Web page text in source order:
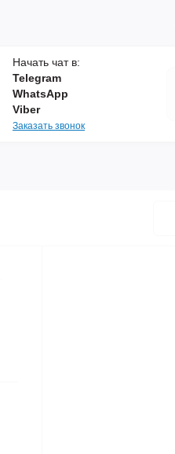
Начать чат в:
Telegram
WhatsApp
Viber
Заказать звонок